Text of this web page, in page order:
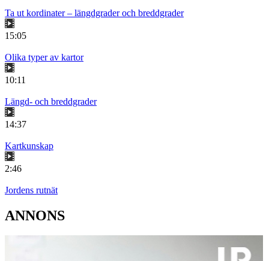
Ta ut kordinater – längdgrader och breddgrader
15:05
Olika typer av kartor
10:11
Längd- och breddgrader
14:37
Kartkunskap
2:46
Jordens rutnät
ANNONS